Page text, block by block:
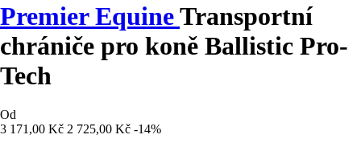
Premier EquineTransportní
chrániče pro koně Ballistic Pro-
Tech
Od
3 171,00 Kč 2 725,00 Kč -14%